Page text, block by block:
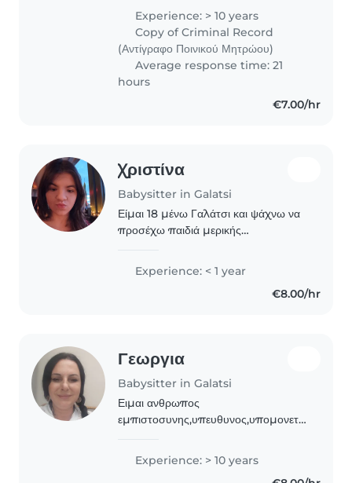
φροντίδα, προσανατολισμένη στη
δημιουργία ενός ασφαλούς και
ευχάριστου περιβάλλοντος..
Experience: > 10 years
Copy of Criminal Record
(Αντίγραφο Ποινικού Μητρώου)
Average response time: 21
hours
€7.00/hr
Χριστίνα
Babysitter in Galatsi
Είμαι 18 μένω Γαλάτσι και ψάχνω να
προσέχω παιδιά μερικής
Experience: < 1 year
€8.00/hr
Γεωργια
Babysitter in Galatsi
Ειμαι ανθρωπος
εμπιστοσυνης,υπευθυνος,υπομονετικος
τις ιδιαιτεροτητες του καθε
παιδιου.Εργαζομαι στο Παιδων Αγια
Experience: > 10 years